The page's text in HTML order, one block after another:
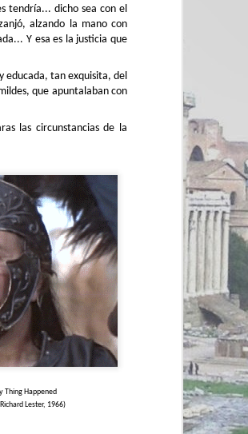
tendría... dicho sea con el
alzando la mano con
Y esa es la justicia que
educada, tan exquisita, del
que apuntalaban con
las circunstancias de la
Thing Happened
Lester, 1966)
mi querido Pretor? –interrumpió
mientras extraía una bola blanca y
servida.
MAY
31
Accesión de
inmuebles y pizza con
piña
–Pretor, ¡que éste se ha llevado
mi playa a su casa sin que yo me
enterara!
–Pretor, ¡es que él antes me había
hurtado un bosque y hala, se lo ha
puesto en su jardín!
–Pretor, que no por eso puede
pretender que la isla que ha